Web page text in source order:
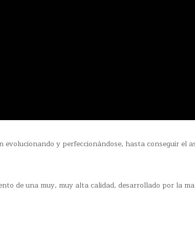
y perfeccionándose, hasta conseguir el
de una muy, muy alta calidad, desarrollado por la